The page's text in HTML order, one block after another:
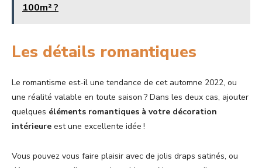
100m² ?
Les détails romantiques
Le romantisme est-il une tendance de cet automne 2022, ou
une réalité valable en toute saison ? Dans les deux cas, ajouter
quelques éléments romantiques à votre décoration
intérieure est une excellente idée !
Vous pouvez vous faire plaisir avec de jolis draps satinés, ou